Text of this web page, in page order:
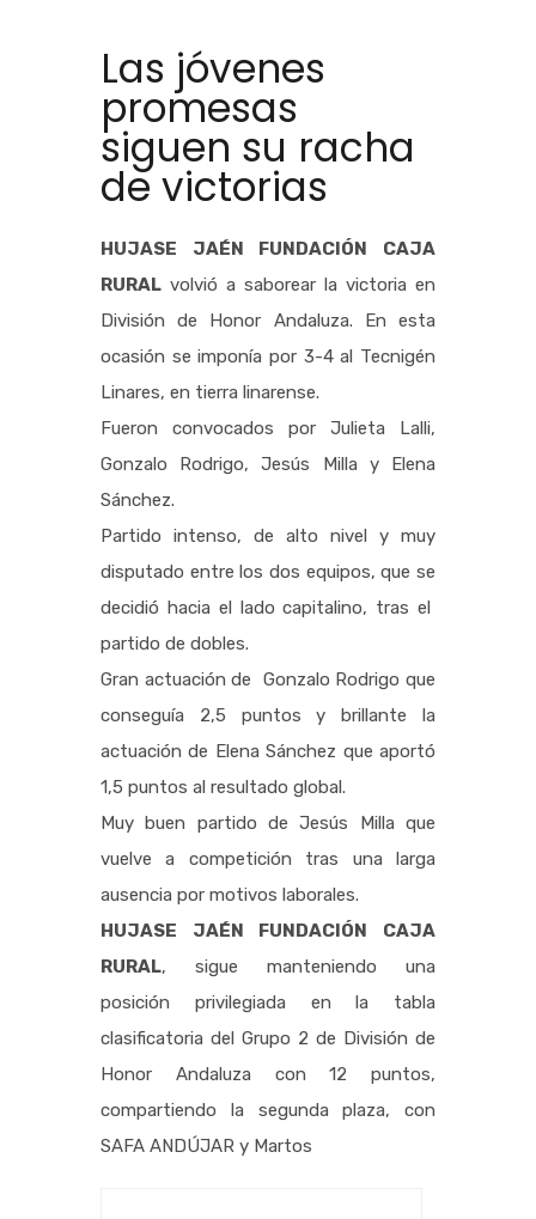
Las jóvenes
promesas
siguen su racha
de victorias
HUJASE JAÉN FUNDACIÓN CAJA
RURAL volvió a saborear la victoria en
División de Honor Andaluza. En esta
ocasión se imponía por 3-4 al Tecnigén
Linares, en tierra linarense.
Fueron convocados por Julieta Lalli,
Gonzalo Rodrigo, Jesús Milla y Elena
Sánchez.
Partido intenso, de alto nivel y muy
disputado entre los dos equipos, que se
decidió hacia el lado capitalino, tras el
partido de dobles.
Gran actuación de Gonzalo Rodrigo que
conseguía 2,5 puntos y brillante la
actuación de Elena Sánchez que aportó
1,5 puntos al resultado global.
Muy buen partido de Jesús Milla que
vuelve a competición tras una larga
ausencia por motivos laborales.
HUJASE JAÉN FUNDACIÓN CAJA
RURAL, sigue manteniendo una
posición privilegiada en la tabla
clasificatoria del Grupo 2 de División de
Honor Andaluza con 12 puntos,
compartiendo la segunda plaza, con
SAFA ANDÚJAR y Martos